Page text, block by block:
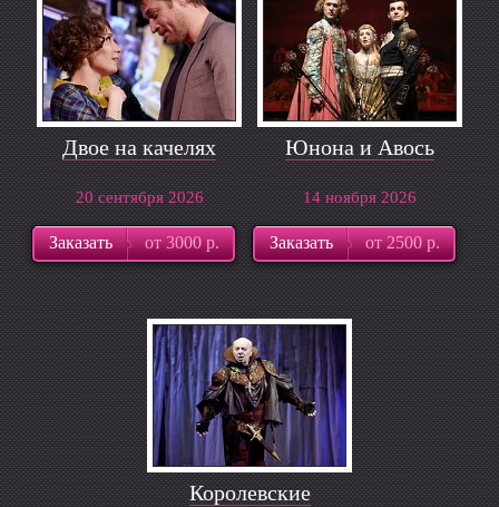
Двое на качелях
20 сентября 2026
Заказать от 3000 р.
Юнона и Авось
14 ноября 2026
Заказать от 2500 р.
Королевские